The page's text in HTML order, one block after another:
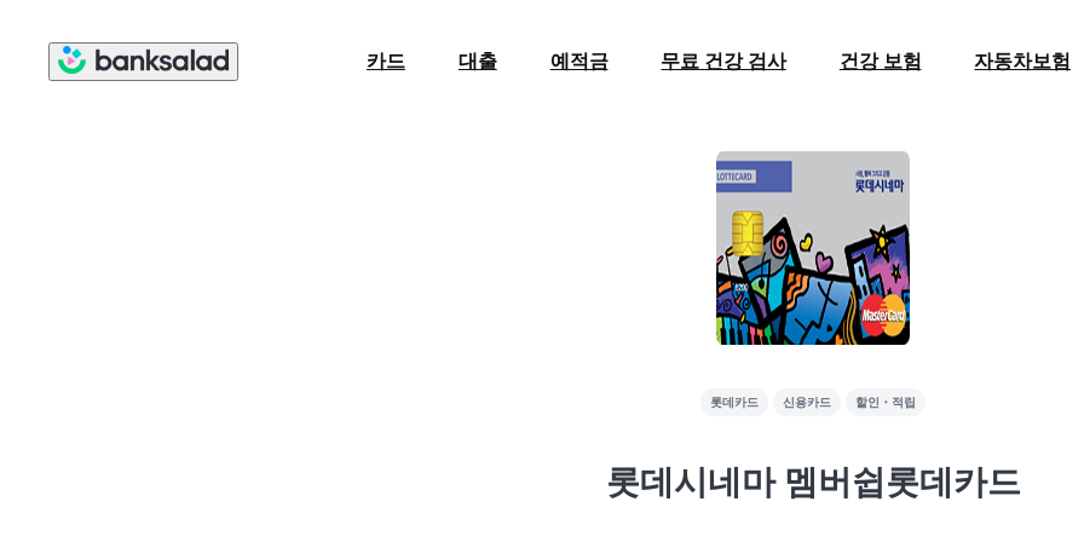
카드 대출 예적금 무료 건강 검사 건강 보험 자동차보험
롯데카드 신용카드 할인・적립
롯데시네마 멤버쉽롯데카드